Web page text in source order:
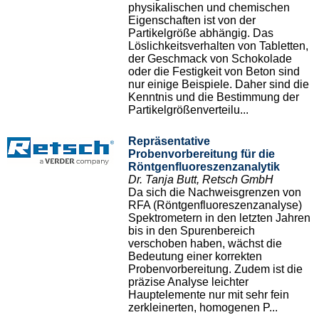
physikalischen und chemischen
Eigenschaften ist von der
Partikelgröße abhängig. Das
Löslichkeitsverhalten von Tabletten,
der Geschmack von Schokolade
oder die Festigkeit von Beton sind
nur einige Beispiele. Daher sind die
Kenntnis und die Bestimmung der
Partikelgrößenverteilu...
Repräsentative
Probenvorbereitung für die
Röntgenfluoreszenzanalytik
Dr. Tanja Butt, Retsch GmbH
Da sich die Nachweisgrenzen von
RFA (Röntgenfluoreszenzanalyse)
Spektrometern in den letzten Jahren
bis in den Spurenbereich
verschoben haben, wächst die
Bedeutung einer korrekten
Probenvorbereitung. Zudem ist die
präzise Analyse leichter
Hauptelemente nur mit sehr fein
zerkleinerten, homogenen P...